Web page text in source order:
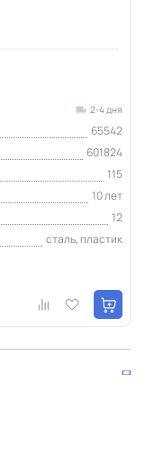
2-4 дня
65542
601824
115
10 лет
12
сталь, пластик